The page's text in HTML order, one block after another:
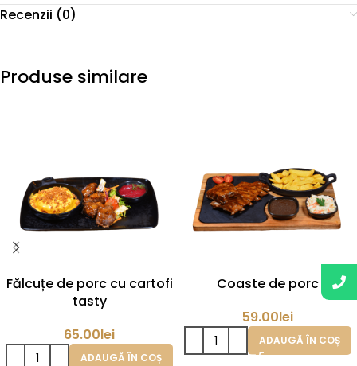
Recenzii (0)
Produse similare
Fălcuțe de porc cu cartofi
tasty
65.00lei
ADAUGĂ ÎN COȘ
Coaste de porc
59.00lei
ADAUGĂ ÎN COȘ